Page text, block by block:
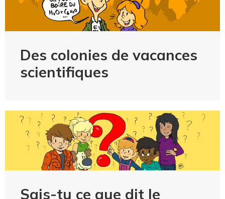
Des colonies de vacances
scientifiques
Sais-tu ce que dit le